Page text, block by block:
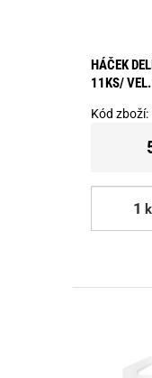
HÁČEK
11KS/
Kód zboží: